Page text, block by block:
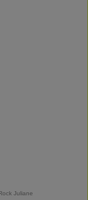
Juliane